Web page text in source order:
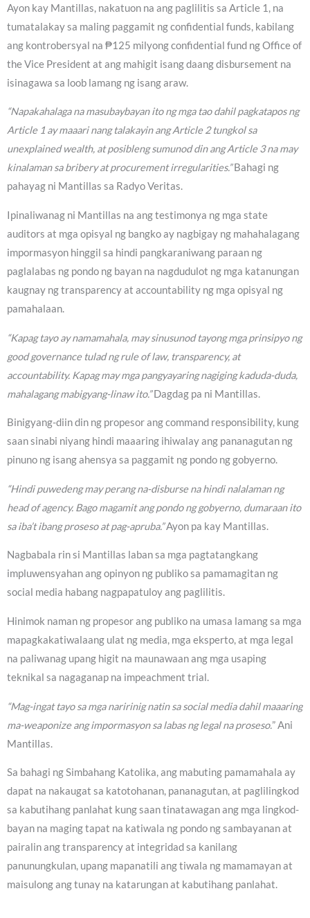
Ayon kay Mantillas, nakatuon na ang paglilitis sa Article 1, na
tumatalakay sa maling paggamit ng confidential funds, kabilang
ang kontrobersyal na ₱125 milyong confidential fund ng Office of
the Vice President at ang mahigit isang daang disbursement na
isinagawa sa loob lamang ng isang araw.
“Napakahalaga na masubaybayan ito ng mga tao dahil pagkatapos ng
Article 1 ay maaari nang talakayin ang Article 2 tungkol sa
unexplained wealth, at posibleng sumunod din ang Article 3 na may
kinalaman sa bribery at procurement irregularities.”Bahagi ng
pahayag ni Mantillas sa Radyo Veritas.
Ipinaliwanag ni Mantillas na ang testimonya ng mga state
auditors at mga opisyal ng bangko ay nagbigay ng mahahalagang
impormasyon hinggil sa hindi pangkaraniwang paraan ng
paglalabas ng pondo ng bayan na nagdudulot ng mga katanungan
kaugnay ng transparency at accountability ng mga opisyal ng
pamahalaan.
“Kapag tayo ay namamahala, may sinusunod tayong mga prinsipyo ng
good governance tulad ng rule of law, transparency, at
accountability. Kapag may mga pangyayaring nagiging kaduda-duda,
mahalagang mabigyang-linaw ito.”Dagdag pa ni Mantillas.
Binigyang-diin din ng propesor ang command responsibility, kung
saan sinabi niyang hindi maaaring ihiwalay ang pananagutan ng
pinuno ng isang ahensya sa paggamit ng pondo ng gobyerno.
“Hindi puwedeng may perang na-disburse na hindi nalalaman ng
head of agency. Bago magamit ang pondo ng gobyerno, dumaraan ito
sa iba’t ibang proseso at pag-apruba.”Ayon pa kay Mantillas.
Nagbabala rin si Mantillas laban sa mga pagtatangkang
impluwensyahan ang opinyon ng publiko sa pamamagitan ng
social media habang nagpapatuloy ang paglilitis.
Hinimok naman ng propesor ang publiko na umasa lamang sa mga
mapagkakatiwalaang ulat ng media, mga eksperto, at mga legal
na paliwanag upang higit na maunawaan ang mga usaping
teknikal sa nagaganap na impeachment trial.
“Mag-ingat tayo sa mga naririnig natin sa social media dahil maaaring
ma-weaponize ang impormasyon sa labas ng legal na proseso.” Ani
Mantillas.
Sa bahagi ng Simbahang Katolika, ang mabuting pamamahala ay
dapat na nakaugat sa katotohanan, pananagutan, at paglilingkod
sa kabutihang panlahat kung saan tinatawagan ang mga lingkod-
bayan na maging tapat na katiwala ng pondo ng sambayanan at
pairalin ang transparency at integridad sa kanilang
panunungkulan, upang mapanatili ang tiwala ng mamamayan at
maisulong ang tunay na katarungan at kabutihang panlahat.